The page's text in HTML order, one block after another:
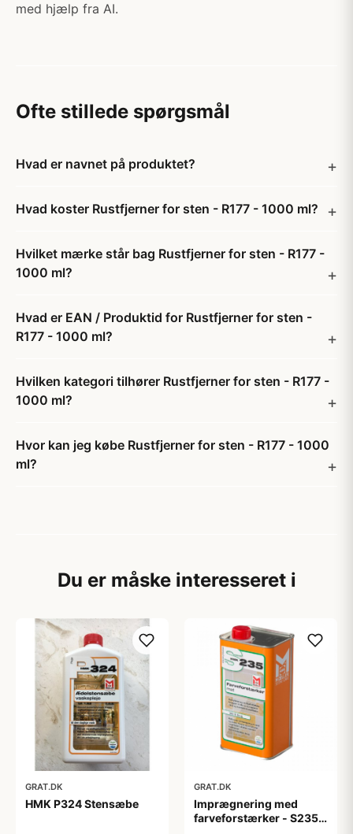
med hjælp fra AI.
Ofte stillede spørgsmål
Hvad er navnet på produktet?
Hvad koster Rustfjerner for sten - R177 - 1000 ml?
Hvilket mærke står bag Rustfjerner for sten - R177 -
1000 ml?
Hvad er EAN / Produktid for Rustfjerner for sten -
R177 - 1000 ml?
Hvilken kategori tilhører Rustfjerner for sten - R177 -
1000 ml?
Hvor kan jeg købe Rustfjerner for sten - R177 - 1000
ml?
Du er måske interesseret i
GRAT.DK
HMK P324 Stensæbe
GRAT.DK
Imprægnering med
farveforstærker - S235 -